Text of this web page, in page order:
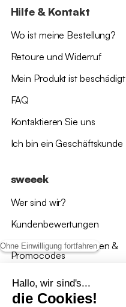
Ohne Einwilligung fortfahren
Hallo, wir sind's...
die Cookies!
Hilfe & Kontakt
Wo ist meine Bestellung?
Retoure und Widerruf
Mein Produkt ist beschädigt
FAQ
Kontaktieren Sie uns
Ich bin ein Geschäftskunde
sweeek
Wer sind wir?
Kundenbewertungen
*Angebotsbedingungen &
Promocodes
Bewertungen von sweeek
Unsere Geschäfte